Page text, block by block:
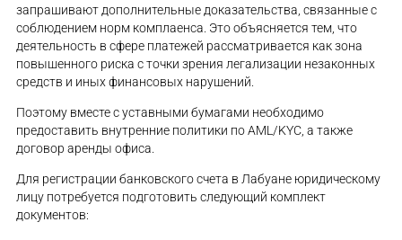
запрашивают дополнительные доказательства, связанные с
соблюдением норм комплаенса. Это объясняется тем, что
деятельность в сфере платежей рассматривается как зона
повышенного риска с точки зрения легализации незаконных
средств и иных финансовых нарушений.
Поэтому вместе с уставными бумагами необходимо
предоставить внутренние политики по AML/KYC, а также
договор аренды офиса.
Для регистрации банковского счета в Лабуане юридическому
лицу потребуется подготовить следующий комплект
документов: